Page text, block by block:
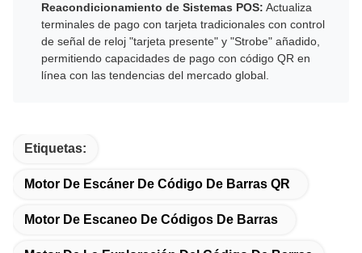
Reacondicionamiento de Sistemas POS: Actualiza
terminales de pago con tarjeta tradicionales con control
de señal de reloj "tarjeta presente" y "Strobe" añadido,
permitiendo capacidades de pago con código QR en
línea con las tendencias del mercado global.
Etiquetas:
Motor De Escáner De Código De Barras QR
Motor De Escaneo De Códigos De Barras